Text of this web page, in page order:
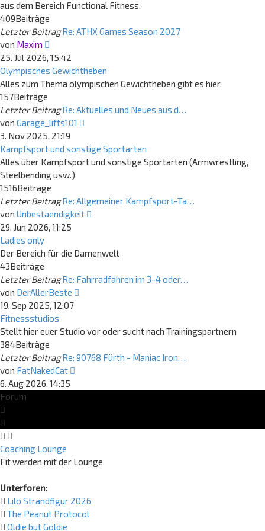
aus dem Bereich Functional Fitness.
409Beiträge
Letzter Beitrag Re: ATHX Games Season 2027
von Maxim
Beitrag
25. Jul 2026, 15:42
Olympisches Gewichtheben
Alles zum Thema olympischen Gewichtheben gibt es hier.
157Beiträge
Letzter Beitrag Re: Aktuelles und Neues aus d…
von Garage_lifts101
3. Nov 2025, 21:19
Kampfsport und sonstige Sportarten
Alles über Kampfsport und sonstige Sportarten (Armwrestling,
Steelbending usw.)
1516Beiträge
Letzter Beitrag Re: Allgemeiner Kampfsport-Ta…
von Unbestaendigkeit
29. Jun 2026, 11:25
Ladies only
Der Bereich für die Damenwelt
43Beiträge
Letzter Beitrag Re: Fahrradfahren im 3-4 oder…
von DerAllerBeste
19. Sep 2025, 12:07
Fitnessstudios
Stellt hier euer Studio vor oder sucht nach Trainingspartnern
384Beiträge
Letzter Beitrag Re: 90768 Fürth - Maniac Iron…
von FatNakedCat
6. Aug 2026, 14:35
Forum
Coaching Lounge
Fit werden mit der Lounge
Unterforen:
Lilo Strandfigur 2026
The Peanut Protocol
Oldie but Goldie